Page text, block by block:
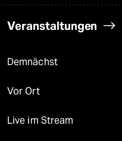
Veranstaltungen
Demnächst
Vor Ort
Live im Stream